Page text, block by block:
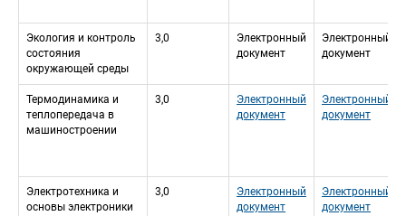
Экология и контроль
состояния
окружающей среды
3,0
Электронный
документ
Электронный
документ
Термодинамика и
теплопередача в
машиностроении
3,0
Электронный
документ
Электронный
документ
Электротехника и
основы электроники
3,0
Электронный
документ
Электронный
документ